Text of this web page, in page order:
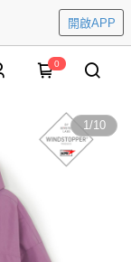
開啟APP
0
1/10